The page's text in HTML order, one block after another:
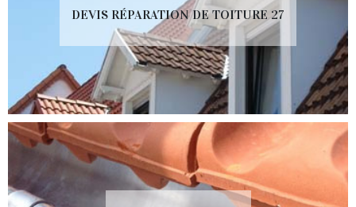
DEVIS RÉPARATION DE TOITURE 27